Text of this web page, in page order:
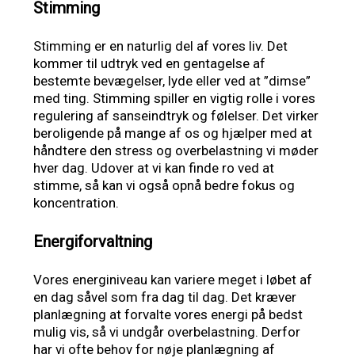
Stimming
Stimming er en naturlig del af vores liv. Det
kommer til udtryk ved en gentagelse af
bestemte bevægelser, lyde eller ved at ”dimse”
med ting. Stimming spiller en vigtig rolle i vores
regulering af sanseindtryk og følelser. Det virker
beroligende på mange af os og hjælper med at
håndtere den stress og overbelastning vi møder
hver dag. Udover at vi kan finde ro ved at
stimme, så kan vi også opnå bedre fokus og
koncentration.
Energiforvaltning
Vores energiniveau kan variere meget i løbet af
en dag såvel som fra dag til dag. Det kræver
planlægning at forvalte vores energi på bedst
mulig vis, så vi undgår overbelastning. Derfor
har vi ofte behov for nøje planlægning af